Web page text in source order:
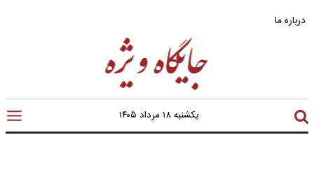
درباره ما
یکشنبه ۱۸ مرداد ۱۴۰۵